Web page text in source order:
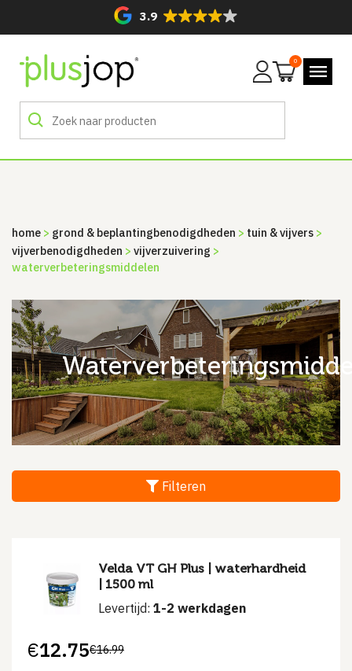
3.9
Mijn
0
home > grond & beplanting­benodigdheden > tuin & vijvers >
vijverbenodigdheden > vijverzuivering >
waterverbeteringsmiddelen
Filteren
Velda VT GH Plus | waterhardheid
| 1500 ml
Levertijd: 1-2 werkdagen
€16.99
Oorspronkelijke
€12.75
Huidige